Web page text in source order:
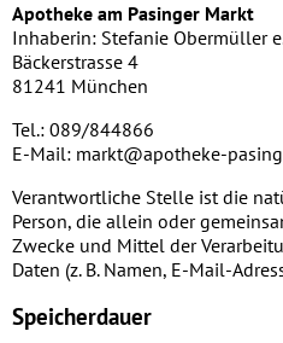
Apotheke am Pasinger Markt
Inhaberin: Stefanie Obermüller
Bäckerstrasse 4
81241 München
Tel.: 089/844866
E-Mail: markt@apotheke-
Verantwortliche Stelle ist die
Person, die allein oder
Zwecke und Mittel der
Daten (z. B. Namen, E-Mail-
Speicherdauer